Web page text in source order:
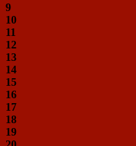
9
10
11
12
13
14
15
16
17
18
19